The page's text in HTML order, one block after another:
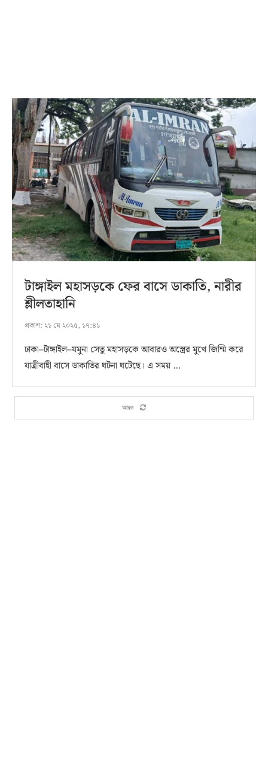
টাঙ্গাইল মহাসড়কে ফের বাসে ডাকাতি, নারীর
শ্লীলতাহানি
প্রকাশ: ২১ মে ২০২৫, ১৭:৪১
ঢাকা–টাঙ্গাইল–যমুনা সেতু মহাসড়কে আবারও অস্ত্রের মুখে জিম্মি করে
যাত্রীবাহী বাসে ডাকাতির ঘটনা ঘটেছে। এ সময় …
আরও